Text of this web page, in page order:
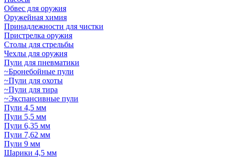
Обвес для оружия
Оружейная химия
Принадлежности для чистки
Пристрелка оружия
Столы для стрельбы
Чехлы для оружия
Пули для пневматики
~Бронебойные пули
~Пули для охоты
~Пули для тира
~Экспансивные пули
Пули 4,5 мм
Пули 5,5 мм
Пули 6,35 мм
Пули 7,62 мм
Пули 9 мм
Шарики 4,5 мм